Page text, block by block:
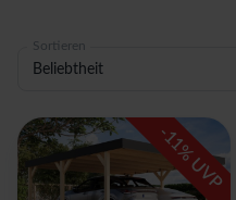
Sortieren
Beliebtheit
-
11
% UVP